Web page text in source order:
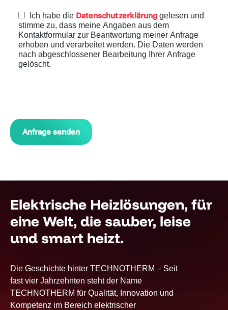
Ich habe die Datenschutzerklärung gelesen und
stimme zu, dass meine Angaben aus dem
Kontaktformular zur Beantwortung meiner Anfrage
erhoben und verarbeitet werden. Die Daten werden
nach abgeschlossener Bearbeitung Ihrer Anfrage
gelöscht.
dieses
Feld
leer.
Elektrische Heizlösungen, für
eine Welt, die sauber, leise
und smart heizt.
Die Geschichte hinter TECHNOTHERM – Seit
fast vier Jahrzehnten steht der Name
TECHNOTHERM für Qualität, Innovation und
Kompetenz im Bereich elektrischer